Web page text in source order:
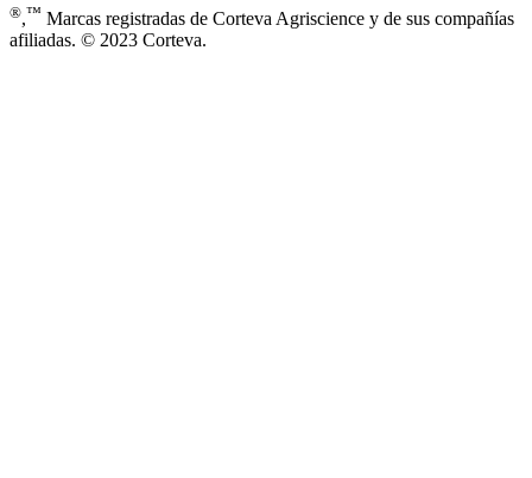
®,™ Marcas registradas de Corteva Agriscience y de sus compañías
afiliadas. © 2023 Corteva.